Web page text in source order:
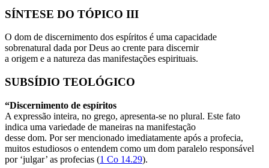
SÍNTESE DO TÓPICO III
O dom de discernimento dos espíritos é uma capacidade
sobrenatural dada por Deus ao crente para discernir
a origem e a natureza das manifestações espirituais.
SUBSÍDIO TEOLÓGICO
“Discernimento de espíritos
A expressão inteira, no grego, apresenta-se no plural. Este fato
indica uma variedade de maneiras na manifestação
desse dom. Por ser mencionado imediatamente após a profecia,
muitos estudiosos o entendem como um dom paralelo responsável
por ‘julgar’ as profecias (1 Co 14.29).